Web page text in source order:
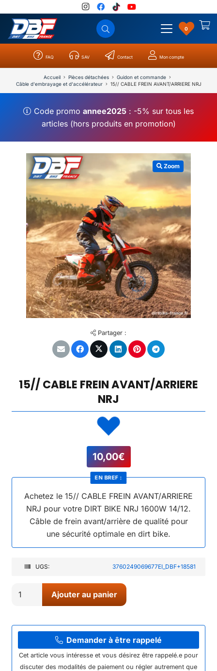
0
FAQ SAV Contact Mon compte
Accueil Pièces détachées
Guidon et commande
Câble d'embrayage et d'accélérateur
15// CABLE FREIN AVANT/ARRIERE NRJ
Code promoannee2025 : -5% sur tous les
articles (hors produits en promotion)
Zoom
Partager :
15// CABLE FREIN AVANT/ARRIERE
NRJ
10,00€
Achetez le 15// CABLE FREIN AVANT/ARRIERE
NRJ pour votre DIRT BIKE NRJ 1600W 14/12.
Câble de frein avant/arrière de qualité pour
une sécurité optimale en dirt bike.
EN BREF :
UGS: 3760249069677EI_DBF+18581
CABLE
AVANT/ARRIERE
NRJ
Ajouter au panier
Demander à être rappelé
Cet article vous intéresse et vous désirez être rappelé.e pour
discuter des modalités de paiement ou régler autrement que
Catégories Résultats